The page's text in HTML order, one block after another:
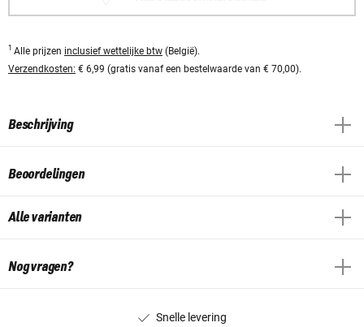
1 Alle prijzen inclusief wettelijke btw (België).
Verzendkosten: € 6,99 (gratis vanaf een bestelwaarde van € 70,00).
Beschrijving
Beoordelingen
Alle varianten
Nog vragen?
Snelle levering